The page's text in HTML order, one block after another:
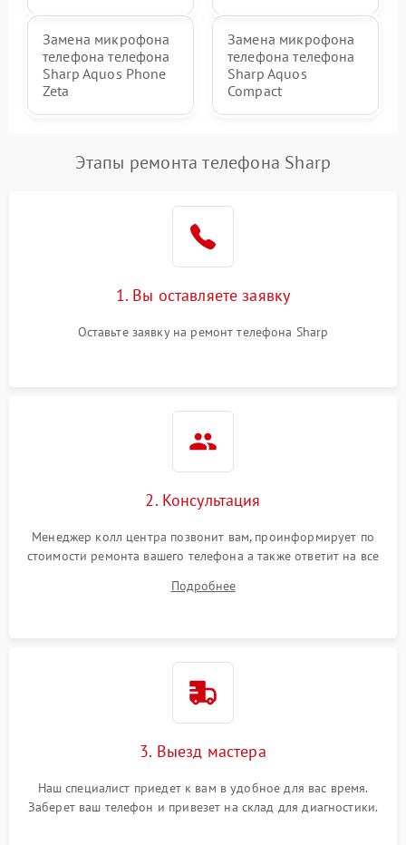
Замена микрофона
телефона телефона
Sharp Aquos Phone
Zeta
Замена микрофона
телефона телефона
Sharp Aquos
Compact
Этапы ремонта телефона Sharp
1. Вы оставляете заявку
Оставьте заявку на ремонт телефона Sharp
2. Консультация
Менеджер колл центра позвонит вам, проинформирует по
стоимости ремонта вашего телефона а также ответит на все
Подробнее
3. Выезд мастера
Наш специалист приедет к вам в удобное для вас время.
Заберет ваш телефон и привезет на склад для диагностики.